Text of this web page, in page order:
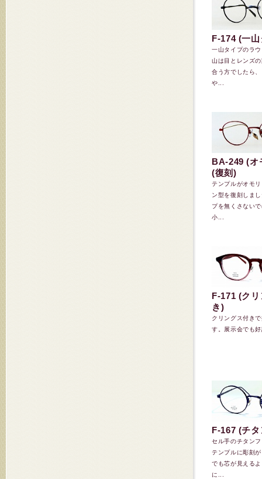
F-174 (一
一山タイプのラ
山は目とレンズ
合う方でしたら
や...
BA-249 (オ
(復刻)
テンプルがオモ
ン型を復刻しま
プを無くさない
小...
F-171 (ク
き)
クリングス付き
す。展示会でも
F-167 (チ
セル手のチタン
テンプルに彫刻
でも芯が見える
に...